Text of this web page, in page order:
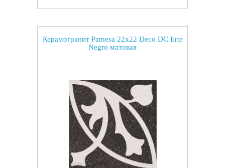
Керамогранит Pamesa 22x22 Deco DC Erte
Negro матовая